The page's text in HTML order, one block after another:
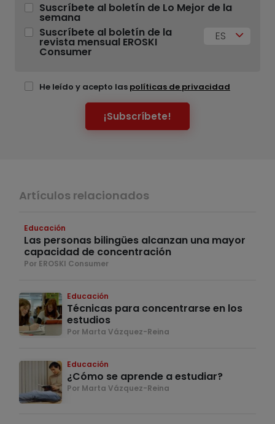
Suscríbete al boletín de Lo Mejor de la
semana
Suscríbete al boletín de la
revista mensual EROSKI
Consumer
ES
He leído y acepto las políticas de privacidad
¡Subscríbete!
Artículos relacionados
Educación
Las personas bilingües alcanzan una mayor
capacidad de concentración
Por EROSKI Consumer
Educación
Técnicas para concentrarse en los
estudios
Por Marta Vázquez-Reina
Educación
¿Cómo se aprende a estudiar?
Por Marta Vázquez-Reina